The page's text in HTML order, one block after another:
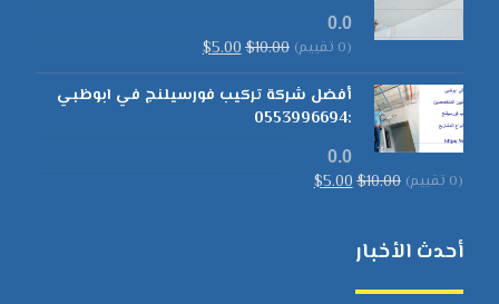
0.0
(0 تقييم) $10.00
$5.00
أفضل شركة تركيب فورسيلنج في ابوظبي
:0553996694
0.0
(0 تقييم) $10.00
$5.00
أحدث الأخبار